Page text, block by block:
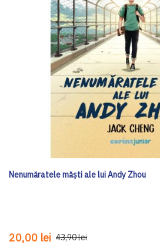
Nenumăratele măști ale lui Andy Zhou
20,00 lei 43,90 lei